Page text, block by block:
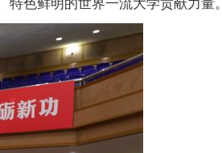
色鲜明的世界一流大学贡献力量。